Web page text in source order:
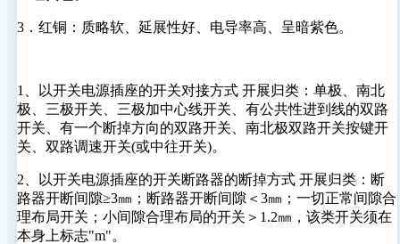
3．红铜：质略软、延展性好、电导率高、呈暗紫色。
1、以开关电源插座的开关对接方式 开展归类：单极、南北
极、三极开关、三极加中心线开关、有公共性进到线的双路
开关、有一个断掉方向的双路开关、南北极双路开关按键开
关、双路调速开关(或中往开关)。
2、以开关电源插座的开关断路器的断掉方式 开展归类：断
路器开断间隙≥3㎜；断路器开断间隙＜3㎜；一切正常间隙合
理布局开关；小间隙合理布局的开关＞1.2㎜，该类开关须在
本身上标志"m"。